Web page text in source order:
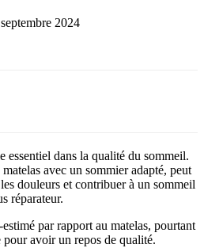
2024
dans la qualité du sommeil.
avec un sommier adapté, peut
douleurs et contribuer à un sommeil
réparateur.
par rapport au matelas, pourtant
pour avoir un repos de qualité.